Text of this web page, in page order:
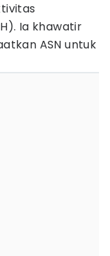
Ia khawatir
ASN untuk